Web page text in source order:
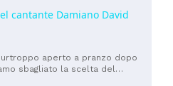
cantante Damiano David
pranzo dopo
sbagliato la scelta del